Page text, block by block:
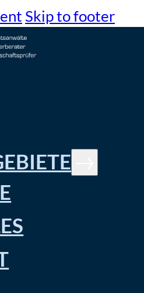
Skip to footer